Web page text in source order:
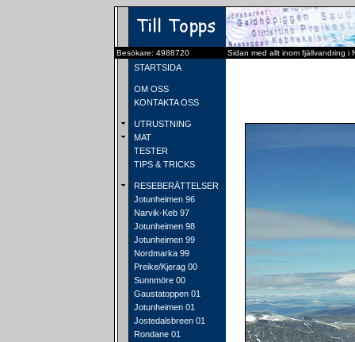
Besökare: 4988720 Sidan med allt inom fjällvandring i
STARTSIDA
OM OSS
KONTAKTA OSS
UTRUSTNING
MAT
TESTER
TIPS & TRICKS
RESEBERÄTTELSER
Jotunheimen 96
Narvik-Keb 97
Jotunheimen 98
Jotunheimen 99
Nordmarka 99
Preike/Kjerag 00
Sunnmöre 00
Gaustatoppen 01
Jotunheimen 01
Jostedalsbreen 01
Rondane 01